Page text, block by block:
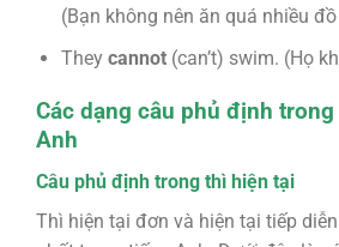
(Bạn không nên ăn quá nhiều
They cannot(can’t) swim. (Họ
Các dạng câu phủ định
Anh
Câu phủ định trong thì hiện tại
Thì hiện tại đơn và hiện tại tiếp